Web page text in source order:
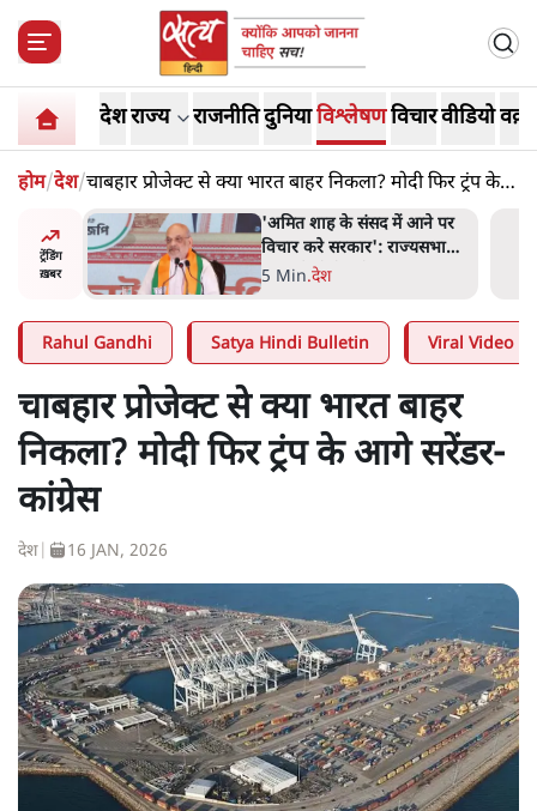
देशराज्य राजनीतिदुनियाविश्लेषणविचारवीडियो
होम/देश/चाबहार प्रोजेक्ट से क्या भारत बाहर निकला? मोदी फिर ट्रंप के
आगे सरेंडर- कांग्रेस
ट्रेंडिंग
ख़बर
जनता का 2.32 करोड़ रोज़ाना
खर्चः योगी सरकार ने विज्ञापनों पर
उड़ाने में मोदी 3.0 को भी पीछे
7 Min.उत्तर प्रदेश
Rahul Gandhi Satya Hindi Bulletin Viral Video
चाबहार प्रोजेक्ट से क्या भारत बाहर
निकला? मोदी फिर ट्रंप के आगे सरेंडर-
कांग्रेस
देश 16 JAN, 2026